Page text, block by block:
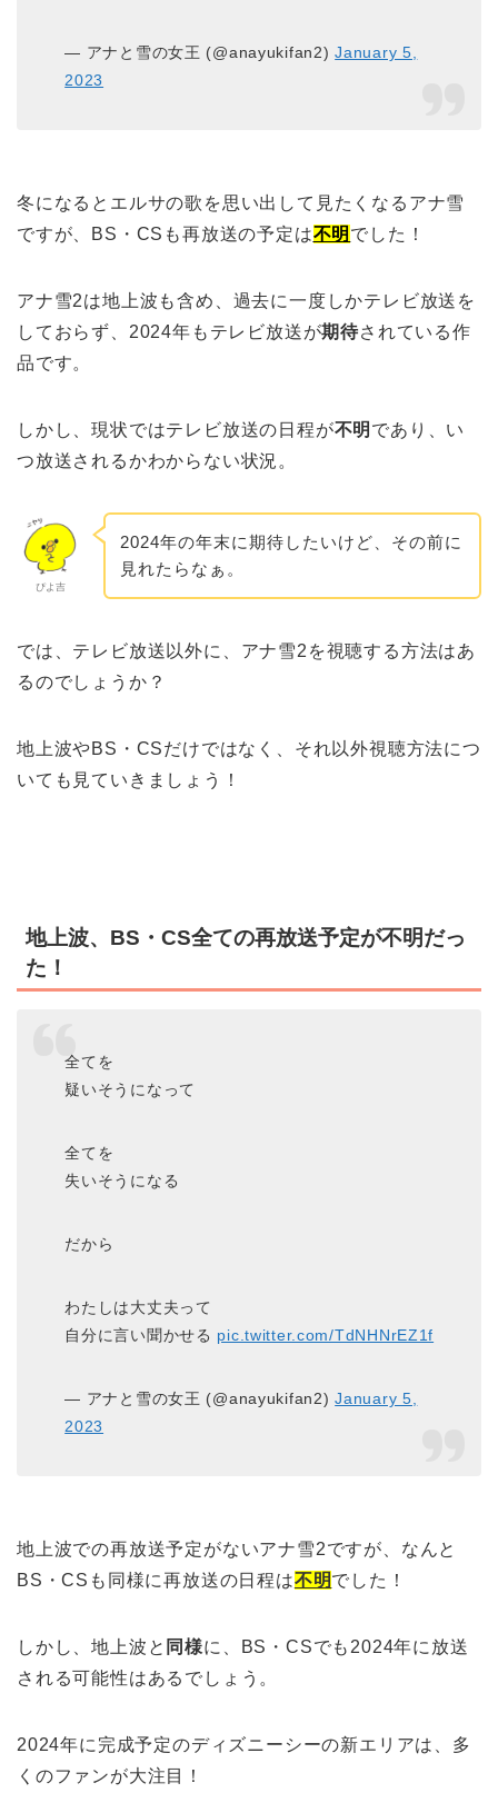
— アナと雪の女王 (@anayukifan2)January 5,
2023
冬になるとエルサの歌を思い出して見たくなるアナ雪
ですが、BS・CSも再放送の予定は不明 でした！
アナ雪2は地上波も含め、過去に一度しかテレビ放送を
しておらず、2024年もテレビ放送が期待されている作
品です。
しかし、現状ではテレビ放送の日程が不明 であり、い
つ放送されるかわからない状況。
ぴよ吉
2024年の年末に期待したいけど、その前に
見れたらなぁ。
では、テレビ放送以外に、アナ雪2を視聴する方法はあ
るのでしょうか？
地上波やBS・CSだけではなく、それ以外視聴方法につ
いても見ていきましょう！
地上波、BS・CS全ての再放送予定が不明だっ
た！
全てを
疑いそうになって
全てを
失いそうになる
だから
わたしは大丈夫って
自分に言い聞かせる pic.twitter.com/TdNHNrEZ1f
— アナと雪の女王 (@anayukifan2)January 5,
2023
地上波での再放送予定がないアナ雪2ですが、なんと
BS・CSも同様に再放送の日程は不明でした！
しかし、地上波と 同様に、BS・CSでも2024年に放送
される可能性はあるでしょう。
2024年に完成予定のディズニーシーの新エリアは、多
くのファンが大注目！